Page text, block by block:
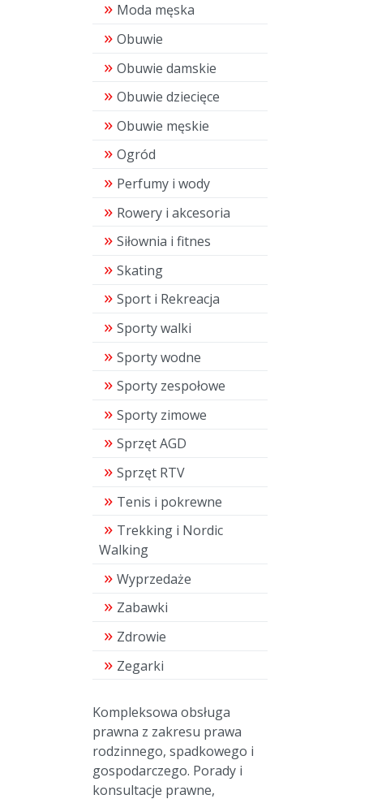
Moda męska
Obuwie
Obuwie damskie
Obuwie dziecięce
Obuwie męskie
Ogród
Perfumy i wody
Rowery i akcesoria
Siłownia i fitnes
Skating
Sport i Rekreacja
Sporty walki
Sporty wodne
Sporty zespołowe
Sporty zimowe
Sprzęt AGD
Sprzęt RTV
Tenis i pokrewne
Trekking i Nordic
Walking
Wyprzedaże
Zabawki
Zdrowie
Zegarki
Kompleksowa obsługa
prawna z zakresu prawa
rodzinnego, spadkowego i
gospodarczego. Porady i
konsultacje prawne,